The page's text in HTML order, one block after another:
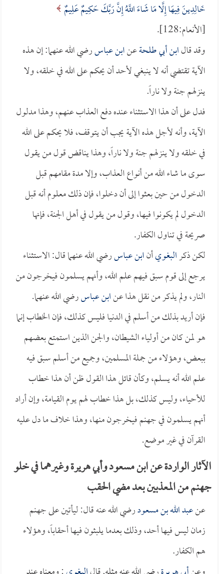
خَالِدِينَ فِيهَا إِلَّا مَا شَاءَ اللَّهُ إِنَّ رَبَّكَ حَكِيمٌ عَلِيمٌ
[الأنعام:128].
وقد قالابن أبي طلحةعنابن عباسرضي الله عنهما: إن هذه
الآية تقتضي أنه لا ينبغي لأحد أن يحكم على الله في خلقه، ولا
ينزلهم جنة ولا ناراً.
فدل على أن هذا الاستثناء عنده دفع العذاب عنهم، وهذا مدلول
الآية، وأنه لأجل هذه الآية يجب أن يتوقف، فلا يحكم على الله
في خلقه ولا ينزلهم جنة ولا ناراً، وهذا يناقض قول من يقول
سوى ما شاء الله من أنواع العذاب، وإلا مدة مقامهم قبل
الدخول من حين بعثوا إلى أن دخلوا، فإن ذلك معلوم أنه قبل
الدخول لم يكونوا فيها، وقول من يقول في أهل الجنة، فإنها
صريحة في تناول الكفار.
لكن ذكرالبغويأنابن عباسرضي الله عنهما قال: الاستثناء
يرجع إلى قوم سبق فيهم علم الله، وأنهم يسلمون فيخرجون من
النار، ولم يذكر من نقل هذا عنابن عباسرضي الله عنهما.
فإن أريد بذلك من أسلم في الدنيا فليس كذلك، فإن الخطاب إنما
هو لمن كان من أولياء الشيطان، والجن الذين استمتع بعضهم
ببعض، وهؤلاء من جملة المسلمين، وجميع من أسلم سبق فيه
علم الله أنه يسلم، وكأن قائل هذا القول ظن أن هذا خطاب
للأحياء، وليس كذلك، بل هذا خطاب لهم يوم القيامة، وإن أراد
أنهم يسلمون في جهنم فيخرجون منها، وهذا خلاف ما دل عليه
القرآن في غير موضع.
الآثار الواردة عن ابن مسعود وأبي هريرة وغيرهما في خلو
جهنم من المعذبين بعد مضي الحقب
عنعبد الله بن مسعودرضي الله عنه قال: ليأتين على جهنم
زمان ليس فيها أحد، وذلك بعدما يلبثون فيها أحقاباً، وهؤلاء
هم الكفار.